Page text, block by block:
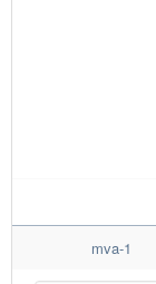
mva-1